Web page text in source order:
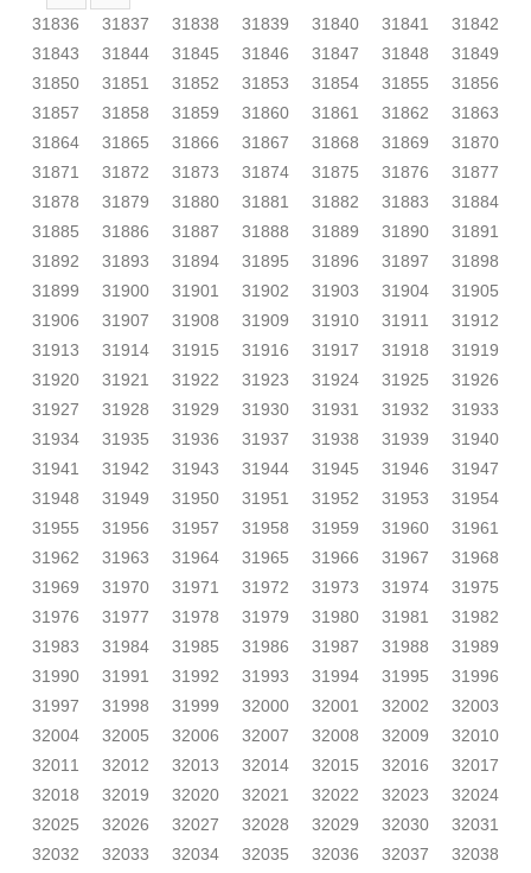
31836
31837 31838 31839 31840 31841
31842
31843
31844 31845 31846 31847 31848
31849
31850
31851 31852 31853 31854 31855
31856
31857
31858 31859 31860 31861 31862
31863
31864
31865 31866 31867 31868 31869
31870
31871
31872 31873 31874 31875 31876
31877
31878
31879 31880 31881 31882 31883
31884
31885
31886 31887 31888 31889 31890
31891
31892
31893 31894 31895 31896 31897
31898
31899
31900 31901 31902 31903 31904
31905
31906
31907 31908 31909 31910 31911
31912
31913
31914 31915 31916 31917 31918
31919
31920
31921 31922 31923 31924 31925
31926
31927
31928 31929 31930 31931 31932
31933
31934
31935 31936 31937 31938 31939
31940
31941
31942 31943 31944 31945 31946
31947
31948
31949 31950 31951 31952 31953
31954
31955
31956 31957 31958 31959 31960
31961
31962
31963 31964 31965 31966 31967
31968
31969
31970 31971 31972 31973 31974
31975
31976
31977 31978 31979 31980 31981
31982
31983
31984 31985 31986 31987 31988
31989
31990
31991 31992 31993 31994 31995
31996
31997
31998 31999 32000 32001 32002
32003
32004
32005 32006 32007 32008 32009
32010
32011
32012 32013 32014 32015 32016
32017
32018
32019 32020 32021 32022 32023
32024
32025
32026 32027 32028 32029 32030
32031
32032
32033 32034 32035 32036 32037
32038